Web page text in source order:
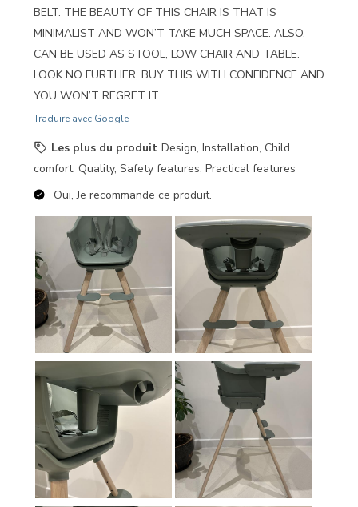
BELT. THE BEAUTY OF THIS CHAIR IS THAT IS
MINIMALIST AND WON’T TAKE MUCH SPACE. ALSO,
CAN BE USED AS STOOL, LOW CHAIR AND TABLE.
LOOK NO FURTHER, BUY THIS WITH CONFIDENCE AND
YOU WON’T REGRET IT.
Traduire avec Google
Les plus du produit Design, Installation, Child
comfort, Quality, Safety features, Practical features
Oui, Je recommande ce produit.